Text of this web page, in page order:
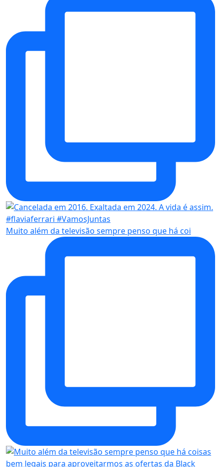
Muito além da televisão sempre penso que há coi